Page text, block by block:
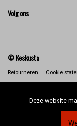
Volg ons
© Keskusta
Retourneren Cookie
Deze website